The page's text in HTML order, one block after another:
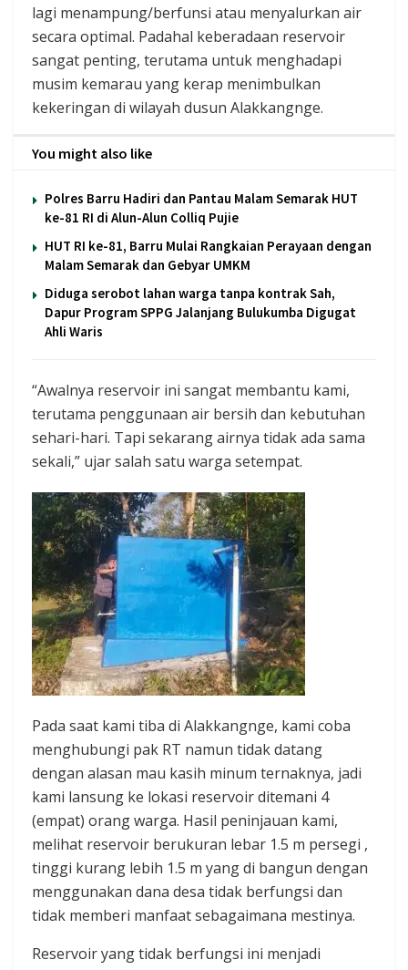
lagi menampung/berfunsi atau menyalurkan air
secara optimal. Padahal keberadaan reservoir
sangat penting, terutama untuk menghadapi
musim kemarau yang kerap menimbulkan
kekeringan di wilayah dusun Alakkangnge.
You might also like
Polres Barru Hadiri dan Pantau Malam Semarak HUT
ke-81 RI di Alun-Alun Colliq Pujie
HUT RI ke-81, Barru Mulai Rangkaian Perayaan dengan
Malam Semarak dan Gebyar UMKM
Diduga serobot lahan warga tanpa kontrak Sah,
Dapur Program SPPG Jalanjang Bulukumba Digugat
Ahli Waris
“Awalnya reservoir ini sangat membantu kami,
terutama penggunaan air bersih dan kebutuhan
sehari-hari. Tapi sekarang airnya tidak ada sama
sekali,” ujar salah satu warga setempat.
Pada saat kami tiba di Alakkangnge, kami coba
menghubungi pak RT namun tidak datang
dengan alasan mau kasih minum ternaknya, jadi
kami lansung ke lokasi reservoir ditemani 4
(empat) orang warga. Hasil peninjauan kami,
melihat reservoir berukuran lebar 1.5 m persegi ,
tinggi kurang lebih 1.5 m yang di bangun dengan
menggunakan dana desa tidak berfungsi dan
tidak memberi manfaat sebagaimana mestinya.
Reservoir yang tidak berfungsi ini menjadi